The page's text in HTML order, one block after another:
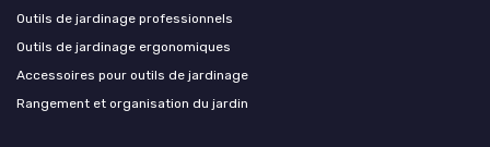
Outils de jardinage professionnels
Outils de jardinage ergonomiques
Accessoires pour outils de jardinage
Rangement et organisation du jardin